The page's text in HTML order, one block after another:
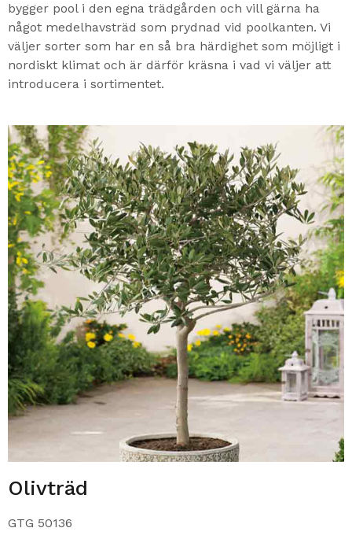
bygger pool i den egna trädgården och vill gärna ha
något medelhavsträd som prydnad vid poolkanten. Vi
väljer sorter som har en så bra härdighet som möjligt i
nordiskt klimat och är därför kräsna i vad vi väljer att
introducera i sortimentet.
Olivträd
GTG 50136